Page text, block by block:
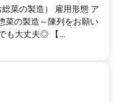
菜の製造） 雇用形態 ア
菜の製造～陳列をお願い
も大丈夫◎ 【...